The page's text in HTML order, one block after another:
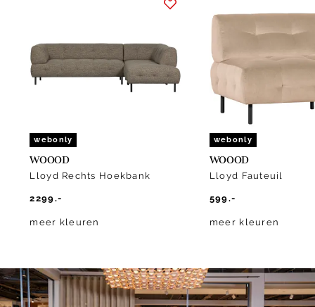
webonly
WOOOD
Lloyd Rechts Hoekbank
2299.-
meer kleuren
webonly
WOOOD
Lloyd Fauteuil
599.-
meer kleuren